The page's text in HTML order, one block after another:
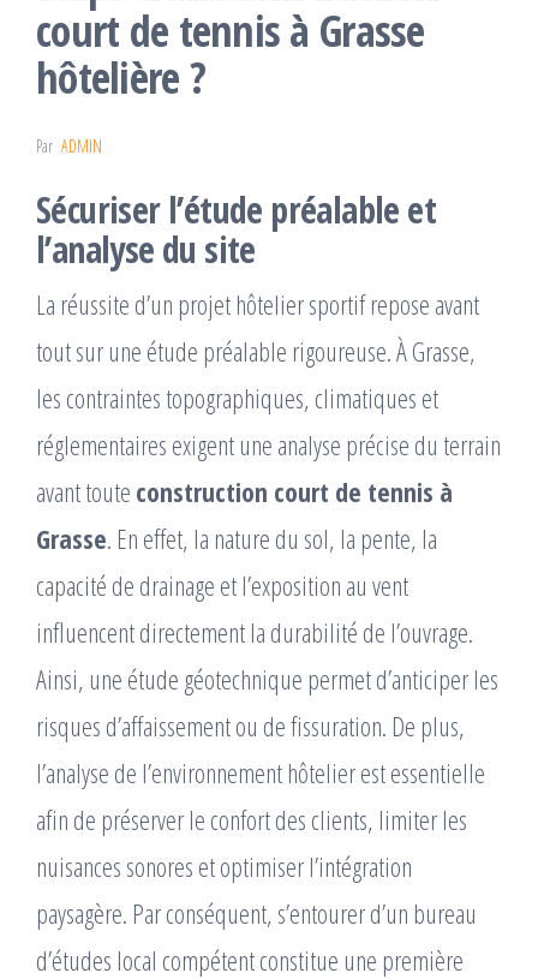
court de tennis à Grasse
hôtelière ?
Par ADMIN
Sécuriser l’étude préalable et
l’analyse du site
La réussite d’un projet hôtelier sportif repose avant
tout sur une étude préalable rigoureuse. À Grasse,
les contraintes topographiques, climatiques et
réglementaires exigent une analyse précise du terrain
avant toute construction court de tennis à
Grasse. En effet, la nature du sol, la pente, la
capacité de drainage et l’exposition au vent
influencent directement la durabilité de l’ouvrage.
Ainsi, une étude géotechnique permet d’anticiper les
risques d’affaissement ou de fissuration. De plus,
l’analyse de l’environnement hôtelier est essentielle
afin de préserver le confort des clients, limiter les
nuisances sonores et optimiser l’intégration
paysagère. Par conséquent, s’entourer d’un bureau
d’études local compétent constitue une première